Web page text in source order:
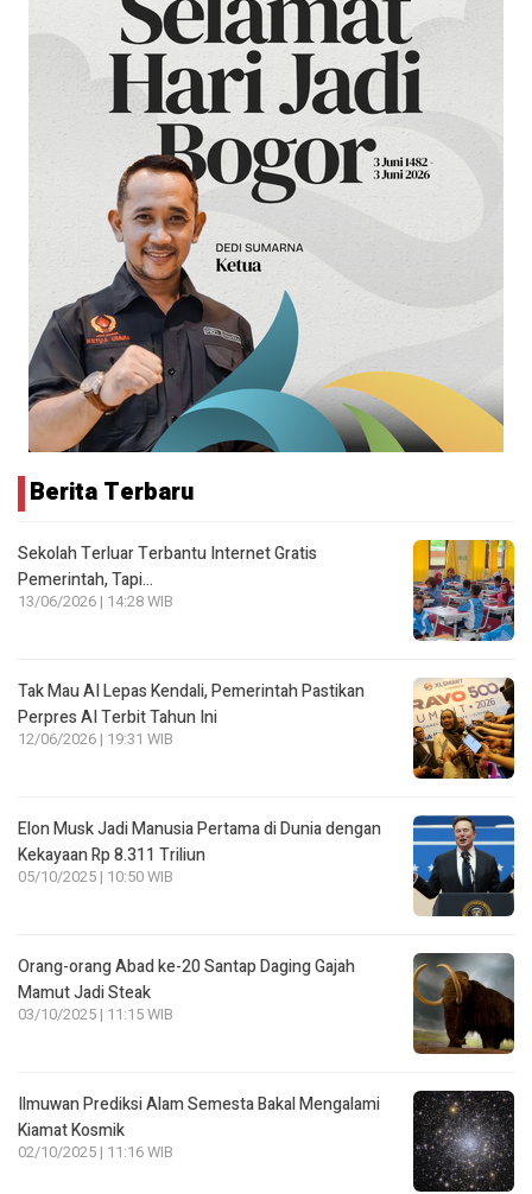
Berita Terbaru
Sekolah Terluar Terbantu Internet Gratis
Pemerintah, Tapi…
13/06/2026 | 14:28 WIB
Tak Mau AI Lepas Kendali, Pemerintah Pastikan
Perpres AI Terbit Tahun Ini
12/06/2026 | 19:31 WIB
Elon Musk Jadi Manusia Pertama di Dunia dengan
Kekayaan Rp 8.311 Triliun
05/10/2025 | 10:50 WIB
Orang-orang Abad ke-20 Santap Daging Gajah
Mamut Jadi Steak
03/10/2025 | 11:15 WIB
Ilmuwan Prediksi Alam Semesta Bakal Mengalami
Kiamat Kosmik
02/10/2025 | 11:16 WIB